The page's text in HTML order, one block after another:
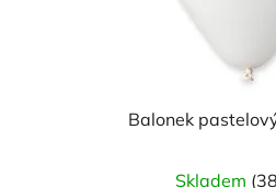
Balonek
Skladem